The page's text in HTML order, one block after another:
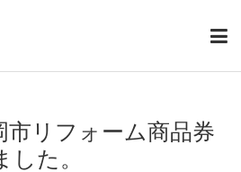
リフォーム商品券
た。